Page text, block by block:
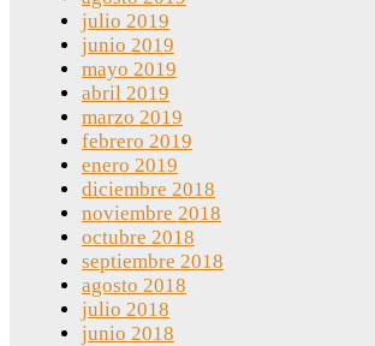
julio 2019
junio 2019
mayo 2019
abril 2019
marzo 2019
febrero 2019
enero 2019
diciembre 2018
noviembre 2018
octubre 2018
septiembre 2018
agosto 2018
julio 2018
junio 2018